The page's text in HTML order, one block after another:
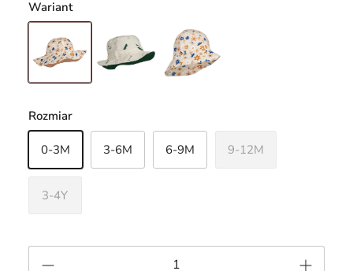
Wariant
Rozmiar
0-3M 3-6M 6-9M 9-12M
3-4Y